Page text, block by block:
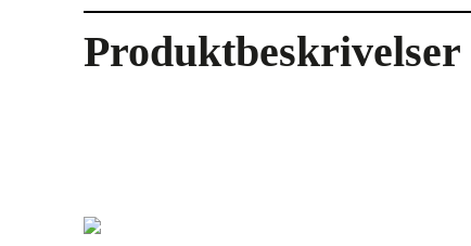
Produktbeskrivelser